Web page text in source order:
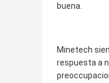
buena.
Minetech
respuesta a